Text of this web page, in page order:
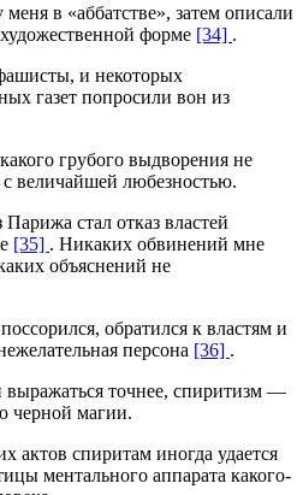
в «аббатстве», затем описали
форме [34] .
и некоторых
газет попросили вон из
грубого выдворения не
величайшей любезностью.
стал отказ властей
[35] . Никаких обвинений мне
объяснений не
обратился к властям и
персона [36] .
точнее, спиритизм —
черной магии.
актов спиритам иногда удается
ментального аппарата какого-